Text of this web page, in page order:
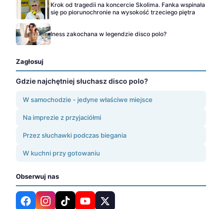
Krok od tragedii na koncercie Skolima. Fanka wspinała
się po piorunochronie na wysokość trzeciego piętra
Iness zakochana w legendzie disco polo?
Zagłosuj
Gdzie najchętniej słuchasz disco polo?
W samochodzie - jedyne właściwe miejsce
Na imprezie z przyjaciółmi
Przez słuchawki podczas biegania
W kuchni przy gotowaniu
Obserwuj nas